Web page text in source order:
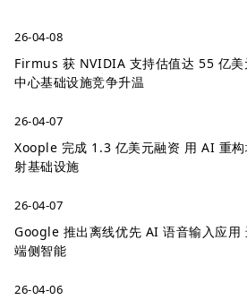
26-04-08
Firmus 获 NVIDIA 支持估值达 55 亿
中心基础设施竞争升温
26-04-07
Xoople 完成 1.3 亿美元融资 用 AI 重
射基础设施
26-04-07
Google 推出离线优先 AI 语音输入应用
端侧智能
26-04-06